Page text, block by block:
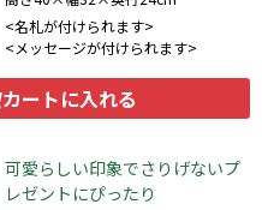
<名札が付けられます>
<メッセージが付けられます>
カートに入れる
可愛らしい印象でさりげないプ
レゼントにぴったり